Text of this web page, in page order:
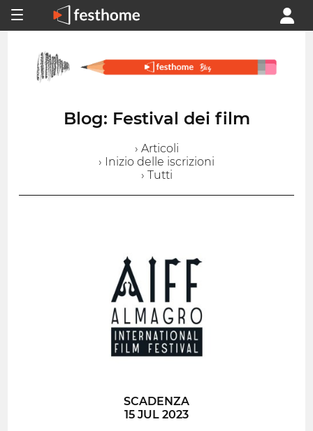
Blog: Festival dei film
› Articoli
› Inizio delle iscrizioni
› Tutti
SCADENZA
15 JUL 2023